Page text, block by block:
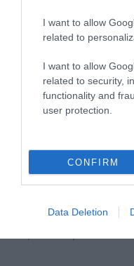
I want to allow
related to
I want to allow
related to security,
functionality and
user protection.
CONFIRM
Data Deletion
Οι ηλίθιες προθέσεις
Διαθέσιμο